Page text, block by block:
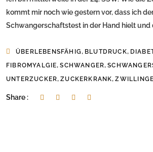
kommt mir noch wie gestern vor, dass ich
Schwangerschaftstest in der Hand hielt und
ÜBERLEBENSFÄHIG, BLUTDRUCK,
FIBROMYALGIE,SCHWANGER,
UNTERZUCKER,ZUCKERKRANK,ZWILLINGE
Share :